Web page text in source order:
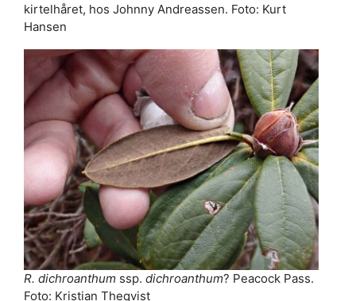
kirtelhåret, hos Johnny Andreassen. Foto: Kurt
Hansen
R. dichroanthum ssp. dichroanthum? Peacock Pass.
Foto: Kristian Theqvist